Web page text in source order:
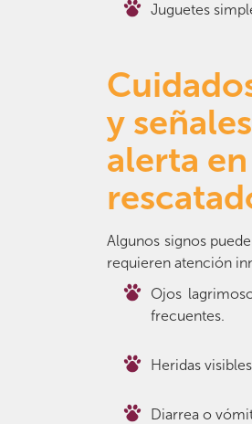
Juguetes
y
alerta
Algunos signos
requieren atención
Ojos
frecuentes.
Heridas
Diarrea o